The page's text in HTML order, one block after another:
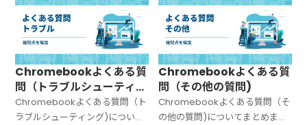
Chromebookよくある質
問（トラブルシューティン
グ)
Chromebookよくある質問（ト
ラブルシューティング)について
Chromebookよくある質
問（その他の質問)
Chromebookよくある質問（そ
の他の質問)についてまとめまし